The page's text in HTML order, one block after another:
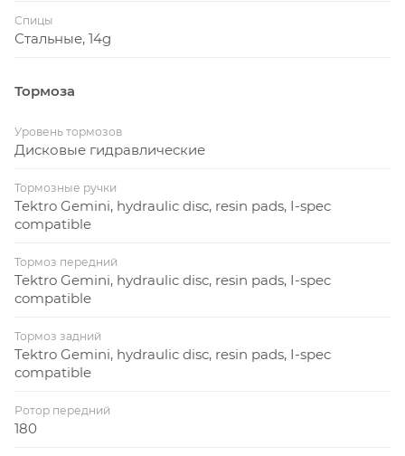
Спицы
Стальные, 14g
Тормоза
Уровень тормозов
Дисковые гидравлические
Тормозные ручки
Tektro Gemini, hydraulic disc, resin pads, I-spec
compatible
Тормоз передний
Tektro Gemini, hydraulic disc, resin pads, I-spec
compatible
Тормоз задний
Tektro Gemini, hydraulic disc, resin pads, I-spec
compatible
Ротор передний
180